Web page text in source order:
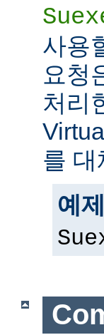
사용
요청
처리
를 대
예제